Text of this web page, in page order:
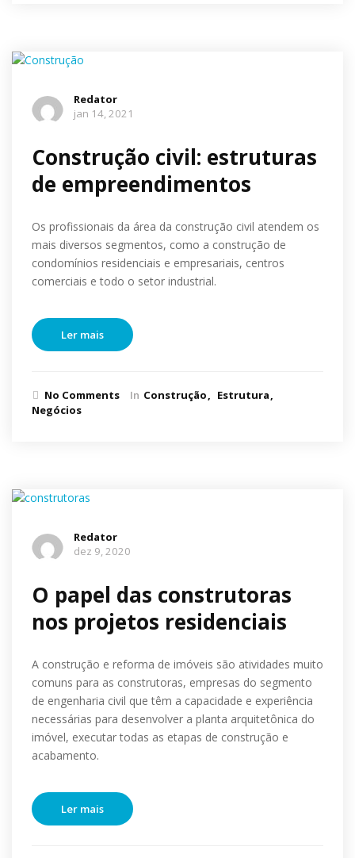
Redator
jan 14, 2021
Construção civil: estruturas
de empreendimentos
Os profissionais da área da construção civil atendem os
mais diversos segmentos, como a construção de
condomínios residenciais e empresariais, centros
comerciais e todo o setor industrial.
Ler mais
No Comments In Construção
Estrutura
Negócios
Redator
dez 9, 2020
O papel das construtoras
nos projetos residenciais
A construção e reforma de imóveis são atividades muito
comuns para as construtoras, empresas do segmento
de engenharia civil que têm a capacidade e experiência
necessárias para desenvolver a planta arquitetônica do
imóvel, executar todas as etapas de construção e
acabamento.
Ler mais